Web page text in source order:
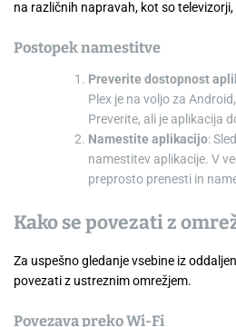
na različnih napravah, kot so
Postopek namestitve
Preverite dostopnost
Plex je na voljo za
Preverite, ali je aplikacija
Namestite aplikacijo:
namestitev aplikacije. V
preprosto prenesti in
Kako se povezati z
Za uspešno gledanje vsebine iz
povezati z ustreznim omrežjem.
Povezava preko Wi-Fi